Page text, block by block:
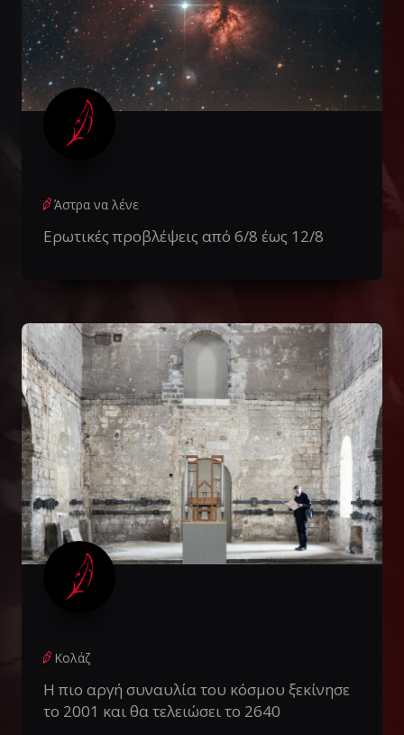
Άστρα να λένε
Ερωτικές προβλέψεις από 6/8 έως 12/8
Κολάζ
Η πιο αργή συναυλία του κόσμου ξεκίνησε
το 2001 και θα τελειώσει το 2640